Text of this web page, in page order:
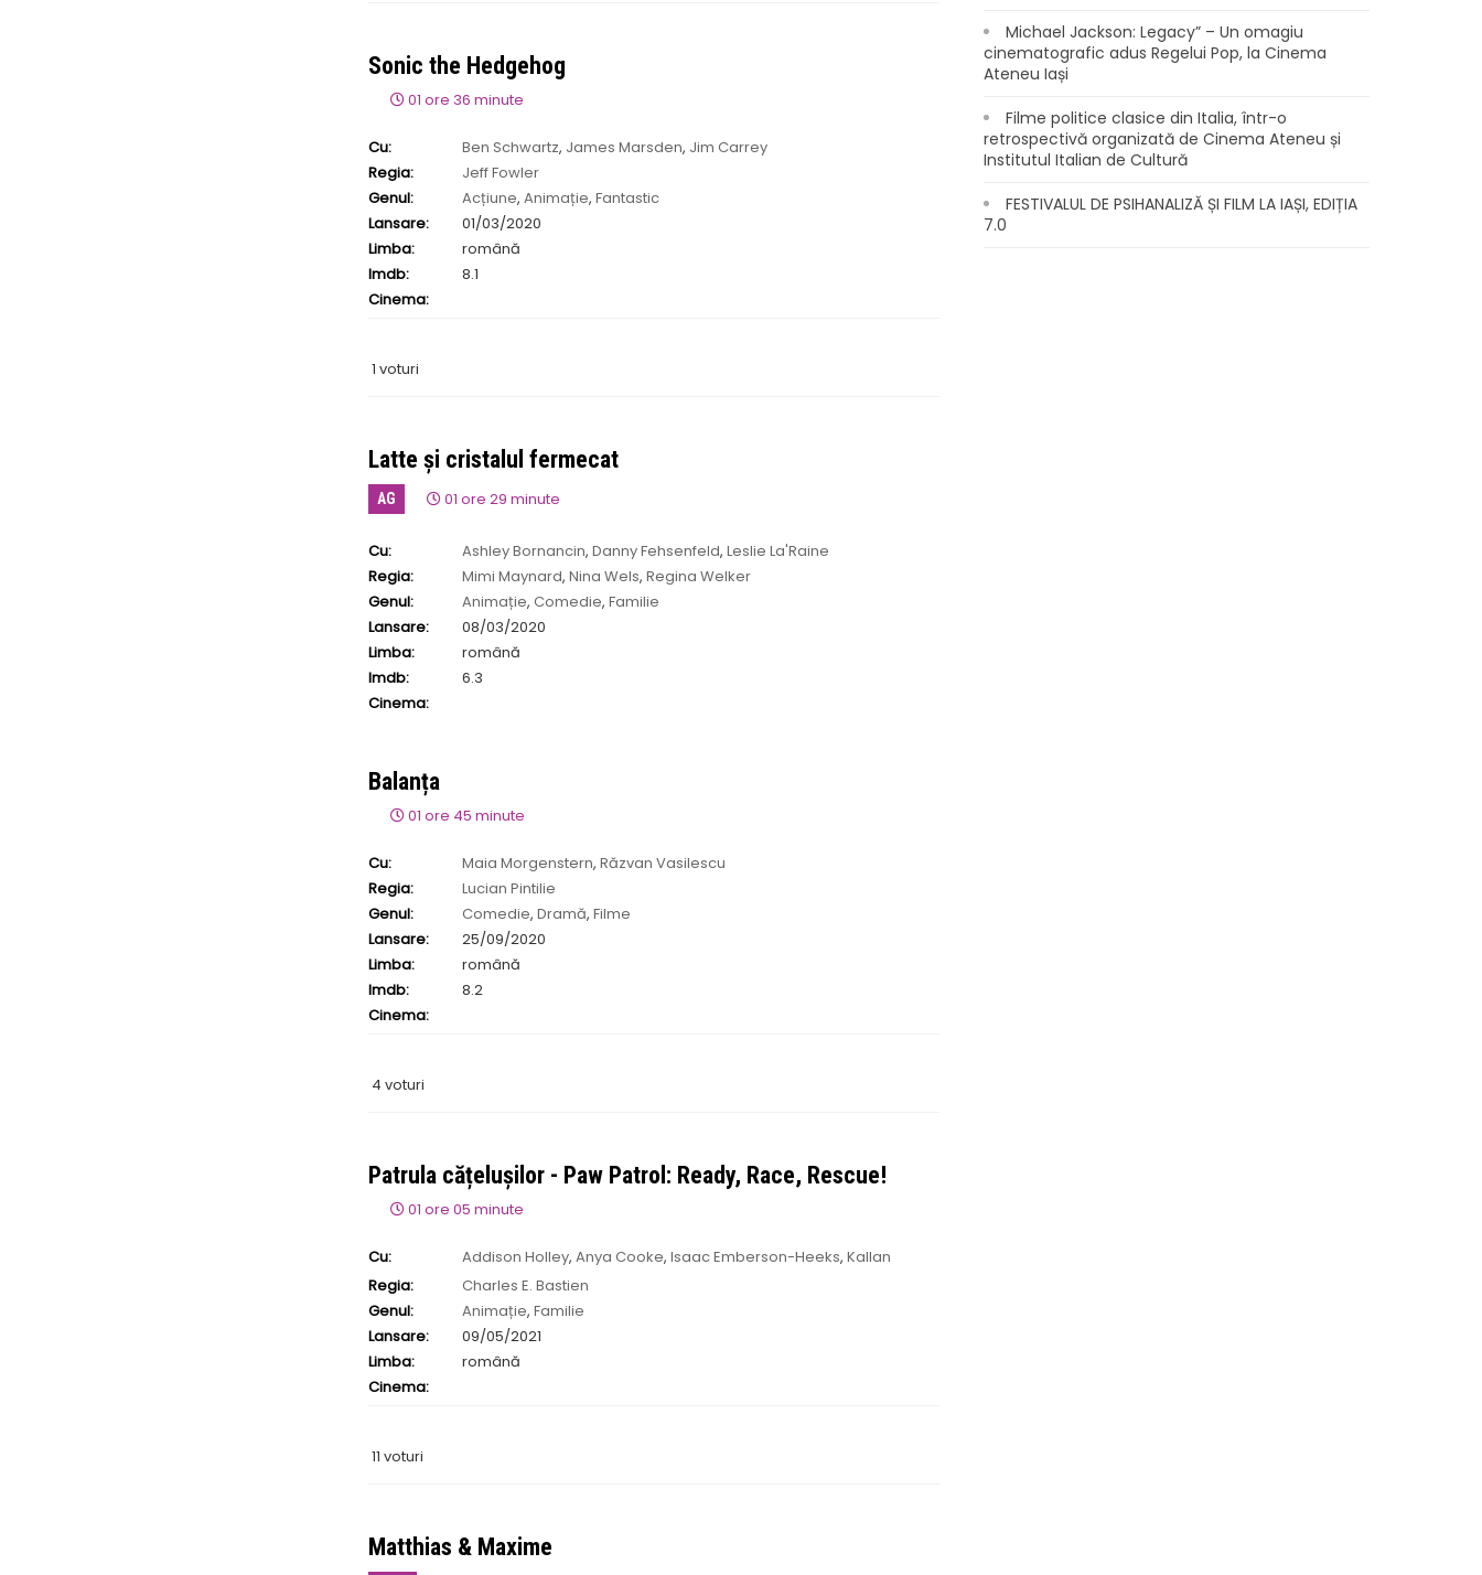
Sonic the Hedgehog
01 ore 36 minute
Cu: Ben Schwartz, James Marsden, Jim Carrey
Regia:
Jeff Fowler
Genul:
Acțiune, Animație, Fantastic
Lansare:
01/03/2020
Limba:
română
Imdb:
8.1
Cinema:
1 voturi
Latte și cristalul fermecat
AG 01 ore 29 minute
Cu: Ashley Bornancin, Danny Fehsenfeld, Leslie La'Raine
Regia:
Mimi Maynard, Nina Wels, Regina Welker
Genul:
Animație, Comedie, Familie
Lansare:
08/03/2020
Limba:
română
Imdb:
6.3
Cinema:
Balanța
01 ore 45 minute
Cu: Maia Morgenstern, Răzvan Vasilescu
Regia:
Lucian Pintilie
Genul:
Comedie, Dramă, Filme
Lansare:
25/09/2020
Limba:
română
Imdb:
8.2
Cinema:
4 voturi
Patrula cățelușilor - Paw Patrol: Ready, Race, Rescue!
01 ore 05 minute
Cu: Addison Holley, Anya Cooke, Isaac Emberson-Heeks, Kallan
Holley, Lukas Engel
Regia:
Charles E. Bastien
Genul:
Animație, Familie
Lansare:
09/05/2021
Limba:
română
Cinema:
11 voturi
Matthias & Maxime
Michael Jackson: Legacy” – Un omagiu
cinematografic adus Regelui Pop, la Cinema
Ateneu Iași
Filme politice clasice din Italia, într-o
retrospectivă organizată de Cinema Ateneu și
Institutul Italian de Cultură
FESTIVALUL DE PSIHANALIZĂ ȘI FILM LA IAȘI, EDIȚIA
7.0